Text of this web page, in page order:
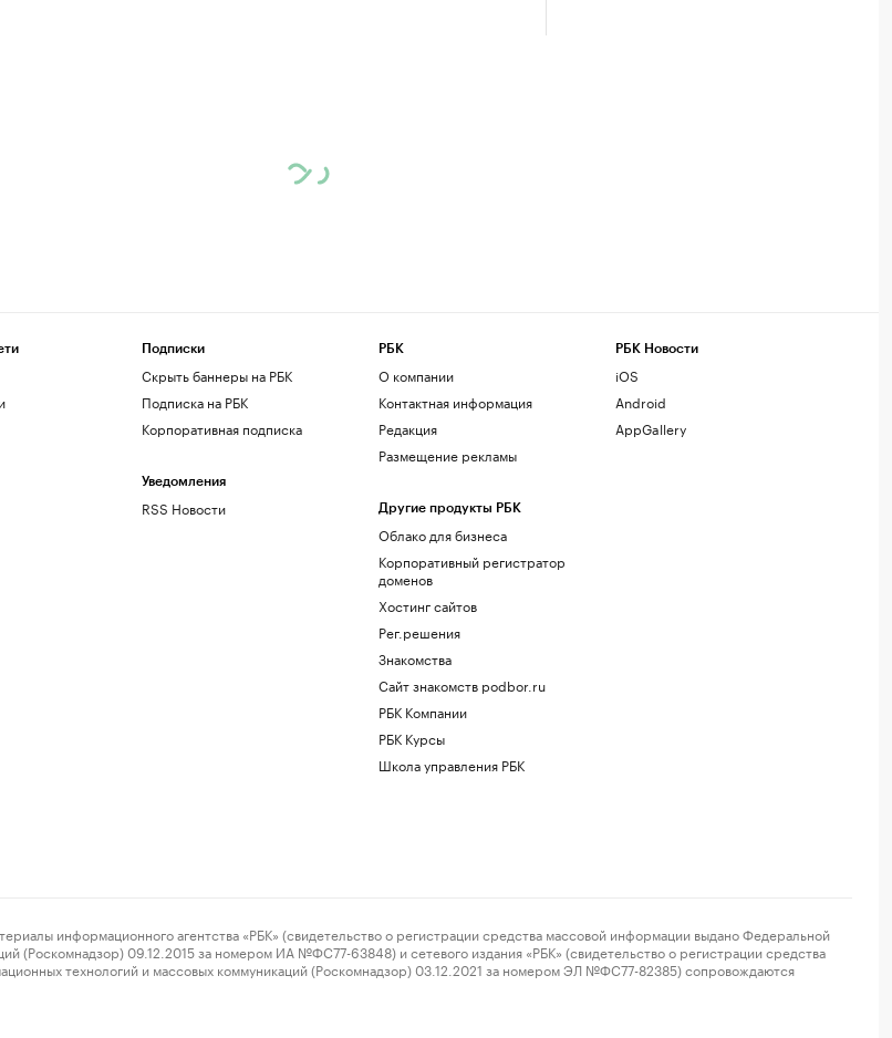
Подписки
Скрыть баннеры на РБК
Подписка на РБК
Корпоративная подписка
Уведомления
RSS Новости
РБК
О компании
Контактная информация
Редакция
Размещение рекламы
Другие продукты РБК
Облако для бизнеса
Корпоративный регистратор
доменов
Хостинг сайтов
Рег.решения
Знакомства
Сайт знакомств podbor.ru
РБК Компании
РБК Курсы
Школа управления РБК
РБК Новости
iOS
Android
AppGallery
агентства «РБК» (свидетельство о регистрации средства массовой информации выдано Федеральной
(Роскомнадзор) 09.12.2015 за номером ИА №ФС77-63848) и сетевого издания «РБК» (свидетельство о регистрации средства
технологий и массовых коммуникаций (Роскомнадзор) 03.12.2021 за номером ЭЛ №ФС77-82385) сопровождаются